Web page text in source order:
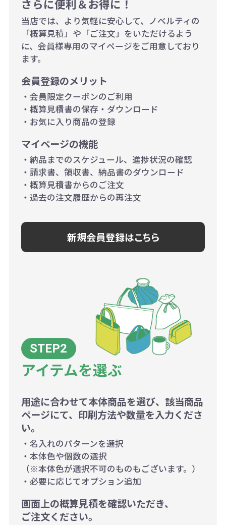
200個~499個の場合：42円（1個
当たり）
500個~999個の場合：35円（1個
1,000個以上：28円（1個当た
り）
さらに便利＆お得に！
当店では、より気軽に安心して、ノベルティの
「概算見積」や「ご注文」をいただけるよう
に、会員様専用のマイページをご用意しており
ます。
会員登録のメリット
・会員限定クーポンのご利用
・概算見積書の保存・ダウンロード
・お気に入り商品の登録
マイページの機能
・納品までのスケジュール、進捗状況の確認
・請求書、領収書、納品書のダウンロード
・概算見積書からのご注文
・過去の注文履歴からの再注文
新規会員登録はこちら
アイテムを選ぶ
用途に合わせて本体商品を選び、該当商品
ページにて、印刷方法や数量を入力くださ
い。
・名入れのパターンを選択
・本体色や個数の選択
（※本体色が選択不可のものもございます。）
・必要に応じてオプション追加
画面上の概算見積を確認いただき、
ご注文ください。